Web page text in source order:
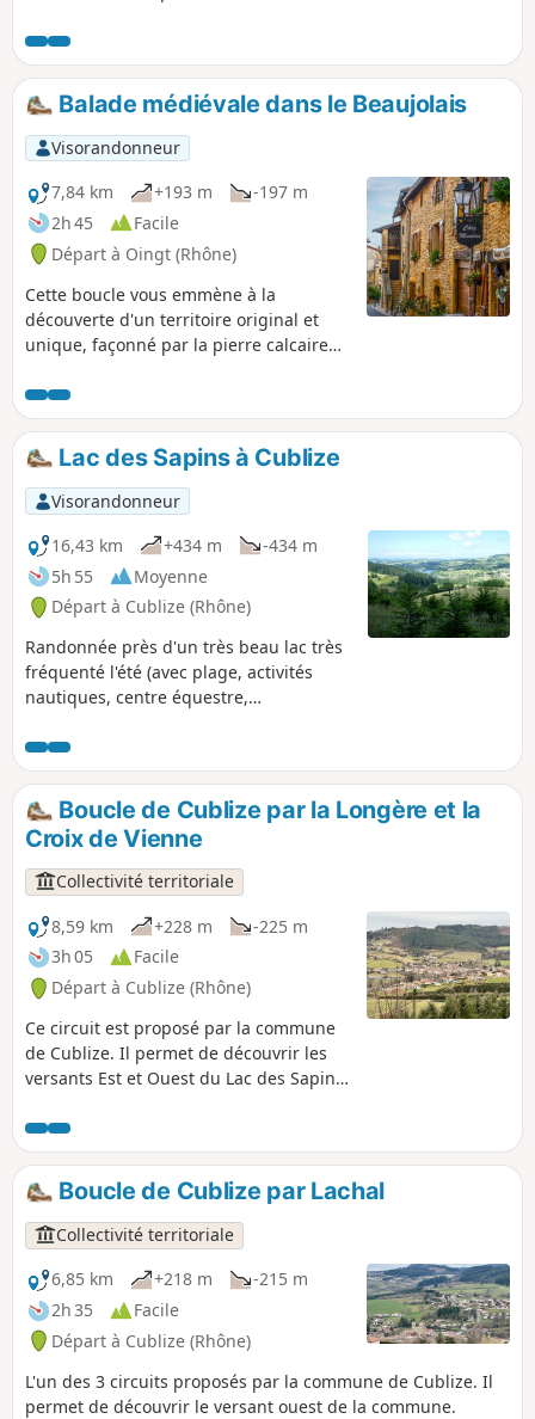
Balade médiévale dans le Beaujolais
Visorandonneur
7,84 km
+193 m
-197 m
2h 45
Facile
Départ à Oingt (Rhône)
Cette boucle vous emmène à la
découverte d'un territoire original et
unique, façonné par la pierre calcaire
village médiéval d’Oingt qui est classé
parmi les « Plus beaux villages de
France», avec ses maisons aux façades
en pierres dorées accueillant artistes et
artisans d’art. Le village jouit d’un
panorama exceptionnel sur la vallée
d’Azergues.
Lac des Sapins à Cublize
Visorandonneur
16,43 km
+434 m
-434 m
5h 55
Moyenne
Départ à Cublize (Rhône)
Randonnée près d'un très beau lac très
fréquenté l'été (avec plage, activités
nautiques, centre équestre,
Mollières.
Boucle de Cublize par la Longère et la
Croix de Vienne
Collectivité territoriale
8,59 km
+228 m
-225 m
3h 05
Facile
Départ à Cublize (Rhône)
Ce circuit est proposé par la commune
de Cublize. Il permet de découvrir les
versants Est et Ouest du Lac des Sapins.
circuit A.
Boucle de Cublize par Lachal
Collectivité territoriale
6,85 km
+218 m
-215 m
2h 35
Facile
Départ à Cublize (Rhône)
L'un des 3 circuits proposés par la commune de Cublize. Il
permet de découvrir le versant ouest de la commune.